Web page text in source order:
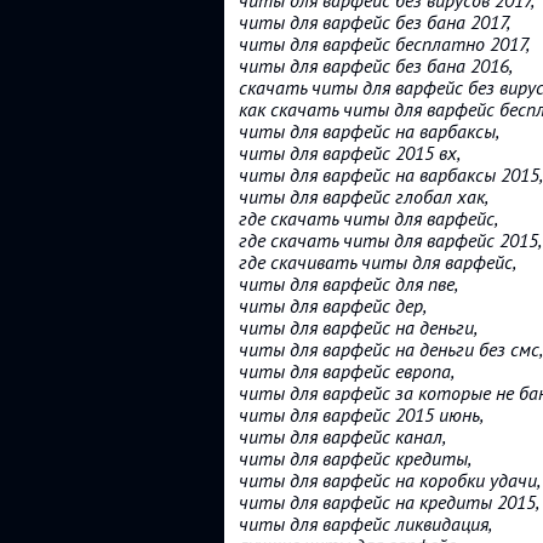
читы для варфейс без бана 2017,
читы для варфейс бесплатно 2017,
читы для варфейс без бана 2016,
скачать читы для варфейс без
как скачать читы для варфейс
читы для варфейс на варбаксы,
читы для варфейс 2015 вх,
читы для варфейс на варбаксы 2015,
читы для варфейс глобал хак,
где скачать читы для варфейс,
где скачать читы для варфейс 2015,
где скачивать читы для варфейс,
читы для варфейс для пве,
читы для варфейс дер,
читы для варфейс на деньги,
читы для варфейс на деньги без смс,
читы для варфейс европа,
читы для варфейс за которые не
читы для варфейс 2015 июнь,
читы для варфейс канал,
читы для варфейс кредиты,
читы для варфейс на коробки удачи,
читы для варфейс на кредиты 2015,
читы для варфейс ликвидация,